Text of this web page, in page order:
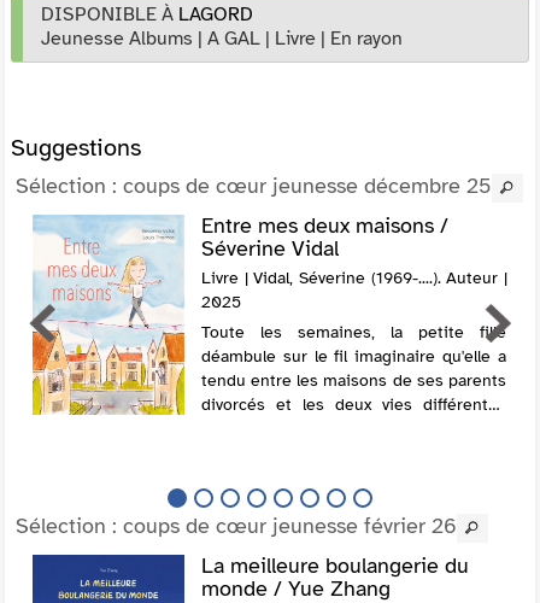
DISPONIBLE À LAGORD
Jeunesse Albums | A GAL | Livre | En rayon
Suggestions
Sélection : coups de cœur jeunesse décembre 25
Entre mes deux maisons /
Séverine Vidal
Livre | Vidal, Séverine (1969-....). Auteur |
2025
Toute les semaines, la petite fille
déambule sur le fil imaginaire qu'elle a
tendu entre les maisons de ses parents
divorcés et les deux vies différentes
Sélection : coups de cœur jeunesse février 26
La meilleure boulangerie du
monde / Yue Zhang